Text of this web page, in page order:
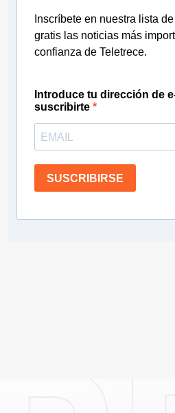
Inscríbete en nuestra lista
gratis las noticias más
confianza de Teletrece.
Introduce tu dirección de
suscribirte
SUSCRIBIRSE